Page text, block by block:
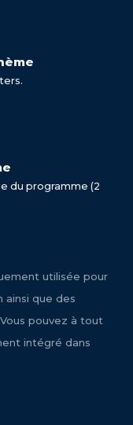
du programme (2
utilisée pour
que des
pouvez à tout
intégré dans